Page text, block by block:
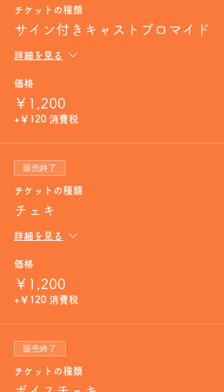
チケットの種類
サイン付きキャストブロマイド
詳細を見る
価格
￥1,200
+￥120 消費税
販売終了
チケットの種類
チェキ
詳細を見る
価格
￥1,200
+￥120 消費税
販売終了
チケットの種類